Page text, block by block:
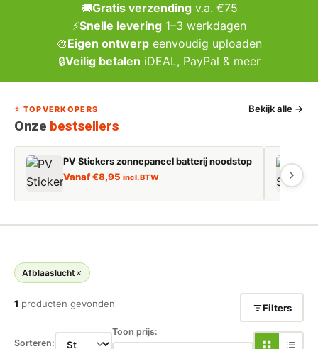
🚚Gratis verzendingv.a. €75
⚡Snelle levering1–3 werkdagen
🎨Eigen ontwerp eenvoudig uploaden
🔒Veilig betalen iDEAL, PayPal & meer
⭐ TOPVERKOPERS
Onze bestsellers
Bekijk alle →
PV Stickers zonnepaneel batterij noodstop
Vanaf€8,95 incl. BTW
Afblaaslucht
1 producten gevonden Filters
Sorteren:
Toon prijs: